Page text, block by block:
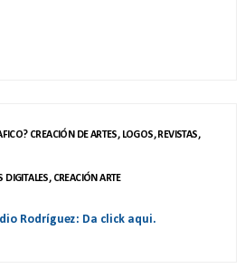
CREACIÓN DE ARTES, LOGOS, REVISTAS,
DIGITALES, CREACIÓN ARTE
Rodríguez: Da click aqui.